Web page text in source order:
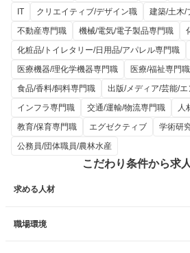
IT
クリエイティブ/デザイン職
建築/土木/
不動産専門職
機械/電気/電子製品専門職
化粧品/トイレタリー/日用品/アパレル専門職
医療機器/理化学機器専門職
医療/福祉専門職
食品/香料/飼料専門職
出版/メディア/芸能/
インフラ専門職
交通/運輸/物流専門職
人
教育/保育専門職
エグゼクティブ
学術研
公務員/団体職員/農林水産
こだわり条件から求
求める人材
職場環境